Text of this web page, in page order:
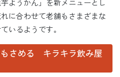
に合わせて老舗もさまざまな
いるようです。
さめる キラキラ飲み屋